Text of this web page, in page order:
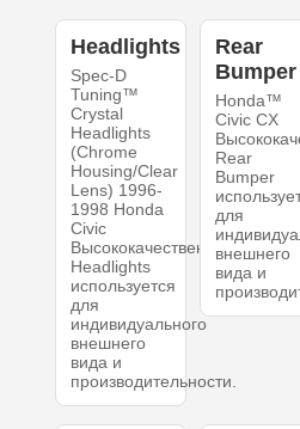
Headlights
Spec-D
Tuning™
Crystal
Headlights
(Chrome
Housing/Clear
Lens) 1996-
1998 Honda
Civic
Высококачественный
Headlights
используется
для
индивидуального
внешнего
вида и
производительности.
Rear
Bumper
Honda™
Civic CX
Rear
Bumper
для
внешнего
вида и